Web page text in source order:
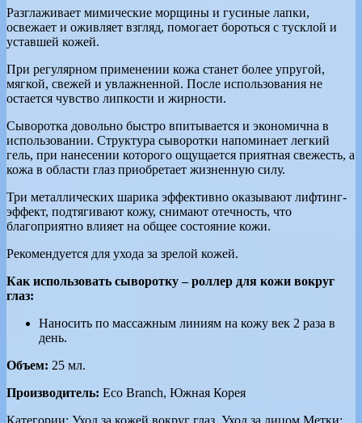
Разглаживает мимические морщины и гусиные лапки,
освежает и оживляет взгляд, помогает бороться с тусклой и
уставшей кожей.
При регулярном применении кожа станет более упругой,
мягкой, свежей и увлажненной. После использования не
остается чувство липкости и жирности.
Сыворотка довольно быстро впитывается и экономична в
использовании. Структура сыворотки напоминает легкий
гель, при нанесении которого ощущается приятная свежесть, а
кожа в области глаз приобретает жизненную силу.
Три металлических шарика эффективно оказывают лифтинг-
эффект, подтягивают кожу, снимают отечность, что
благоприятно влияет на общее состояние кожи.
Рекомендуется для ухода за зрелой кожей.
Как использовать сыворотку – роллер для кожи вокруг
глаз:
Наносить по массажным линиям на кожу век 2 раза в
день.
Объем: 25 мл.
Производитель: Eco Branch, Южная Корея